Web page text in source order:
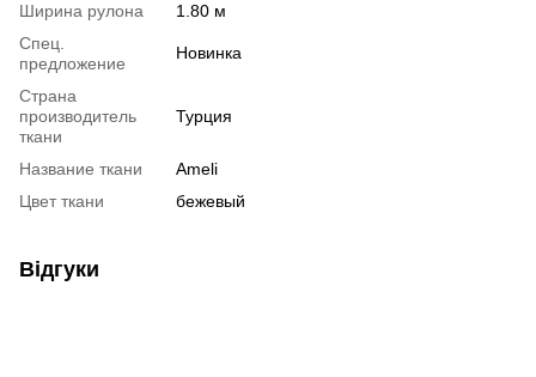
Ширина рулона
1.80 м
Спец.
предложение
Новинка
Страна
производитель
ткани
Турция
Название ткани
Ameli
Цвет ткани
бежевый
Відгуки